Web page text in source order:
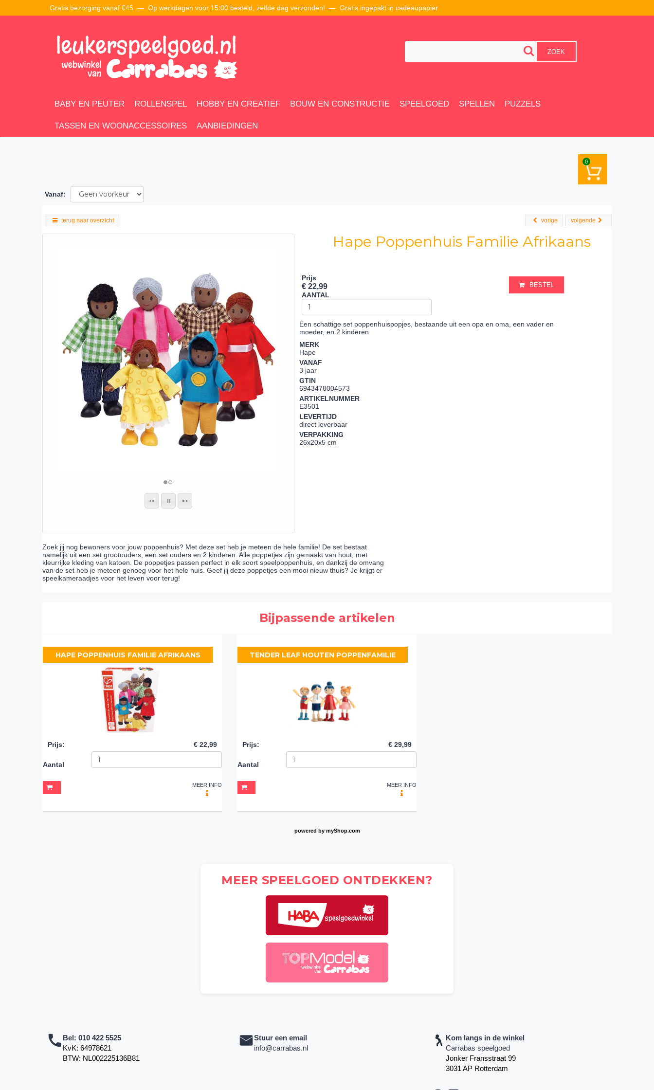
Gratis bezorging vanaf €45 — Op werkdagen voor 15:00 besteld, zelfde dag verzonden! — Gratis ingepakt in cadeaupapier
ZOEK
BABY EN PEUTER ROLLENSPEL HOBBY EN CREATIEF BOUW EN CONSTRUCTIE SPEELGOED SPELLEN PUZZELS
TASSEN EN WOONACCESSOIRES AANBIEDINGEN
0
Vanaf:
terug naar overzicht volgende
vorige
Hape Poppenhuis Familie Afrikaans
Prijs
€ 22,99
AANTAL
BESTEL
Een schattige set poppenhuispopjes, bestaande uit een opa en oma, een vader en
moeder, en 2 kinderen
MERK
Hape
VANAF
3 jaar
GTIN
6943478004573
ARTIKELNUMMER
E3501
LEVERTIJD
direct leverbaar
VERPAKKING
26x20x5 cm
Zoek jij nog bewoners voor jouw poppenhuis? Met deze set heb je meteen de hele familie! De set bestaat
namelijk uit een set grootouders, een set ouders en 2 kinderen. Alle poppetjes zijn gemaakt van hout, met
kleurrijke kleding van katoen. De poppetjes passen perfect in elk soort speelpoppenhuis, en dankzij de omvang
van de set heb je meteen genoeg voor het hele huis. Geef jij deze poppetjes een mooi nieuw thuis? Je krijgt er
speelkameraadjes voor het leven voor terug!
Bijpassende artikelen
HAPE POPPENHUIS FAMILIE AFRIKAANS
Prijs: € 22,99
Aantal
MEER INFO
TENDER LEAF HOUTEN POPPENFAMILIE
Prijs: € 29,99
Aantal
MEER INFO
powered by myShop.com
MEER SPEELGOED ONTDEKKEN?
Bel: 010 422 5525
KvK: 64978621
BTW: NL002225136B81
Stuur een email
info@carrabas.nl
Kom langs in de winkel
Carrabas speelgoed
Jonker Fransstraat 99
3031 AP Rotterdam